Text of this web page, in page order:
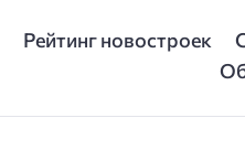
Рейтинг новостроек